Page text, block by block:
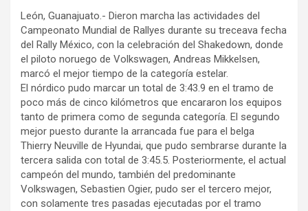
León, Guanajuato.- Dieron marcha las actividades del
Campeonato Mundial de Rallyes durante su treceava fecha
del Rally México, con la celebración del Shakedown, donde
el piloto noruego de Volkswagen, Andreas Mikkelsen,
marcó el mejor tiempo de la categoría estelar.
El nórdico pudo marcar un total de 3:43.9 en el tramo de
poco más de cinco kilómetros que encararon los equipos
tanto de primera como de segunda categoría. El segundo
mejor puesto durante la arrancada fue para el belga
Thierry Neuville de Hyundai, que pudo sembrarse durante la
tercera salida con total de 3:45.5. Posteriormente, el actual
campeón del mundo, también del predominante
Volkswagen, Sebastien Ogier, pudo ser el tercero mejor,
con solamente tres pasadas ejecutadas por el tramo